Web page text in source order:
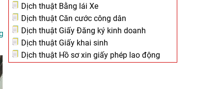
Dịch thuật Bằng lái Xe
Dịch thuật Căn cước công dân
Dịch thuật Giấy Đăng ký kinh doanh
Dịch thuật Giấy khai sinh
Dịch thuật Hồ sơ xin giấy phép lao động